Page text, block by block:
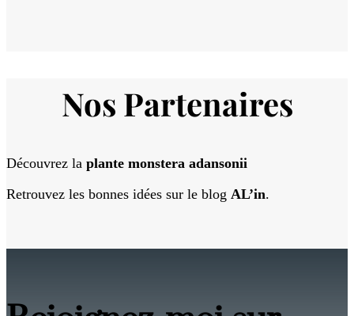
Nos Partenaires
Découvrez la plante monstera adansonii
Retrouvez les bonnes idées sur le blog AL’in.